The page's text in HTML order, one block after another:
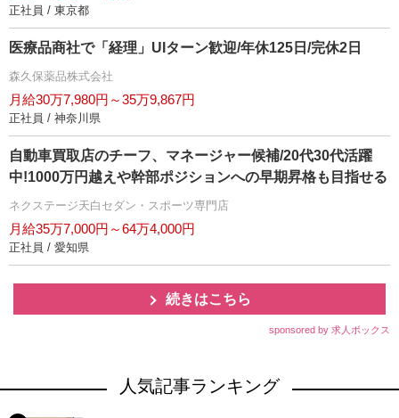
正社員 / 東京都
医療品商社で「経理」UIターン歓迎/年休125日/完休2日
森久保薬品株式会社
月給30万7,980円～35万9,867円
正社員 / 神奈川県
自動車買取店のチーフ、マネージャー候補/20代30代活躍
中!1000万円越えや幹部ポジションへの早期昇格も目指せる
ネクステージ天白セダン・スポーツ専門店
月給35万7,000円～64万4,000円
正社員 / 愛知県
続きはこちら
sponsored by 求人ボックス
人気記事ランキング